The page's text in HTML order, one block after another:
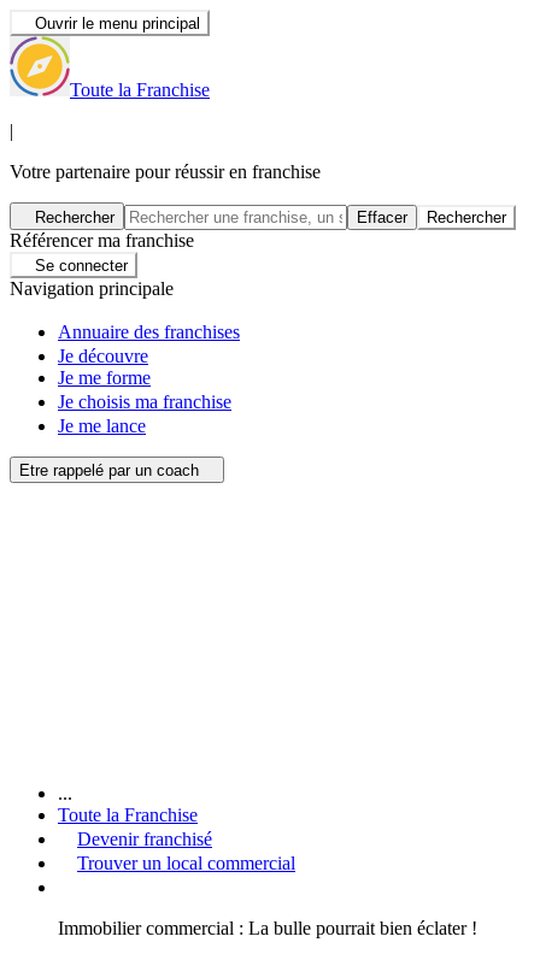
Ouvrir le menu principal
Toute la Franchise
|
Votre partenaire pour réussir en franchise
Rechercher Effacer Rechercher
Référencer ma franchise
Se connecter
Navigation principale
Annuaire des franchises
Je découvre
Je me forme
Je choisis ma franchise
Je me lance
Etre rappelé par un coach
...
Toute la Franchise
Devenir franchisé
Trouver un local commercial
Immobilier commercial : La bulle pourrait bien éclater !